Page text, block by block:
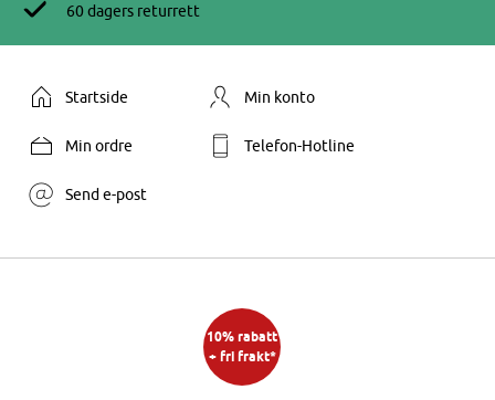
60 dagers returrett
Startside Min konto
Min ordre Telefon-Hotline
Send e-post
10% rabatt
+ fri frakt*